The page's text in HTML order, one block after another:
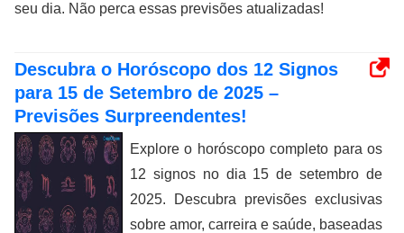
seu dia. Não perca essas previsões atualizadas!
Descubra o Horóscopo dos 12 Signos
para 15 de Setembro de 2025 –
Previsões Surpreendentes!
Explore o horóscopo completo para os
12 signos no dia 15 de setembro de
2025. Descubra previsões exclusivas
sobre amor, carreira e saúde, baseadas